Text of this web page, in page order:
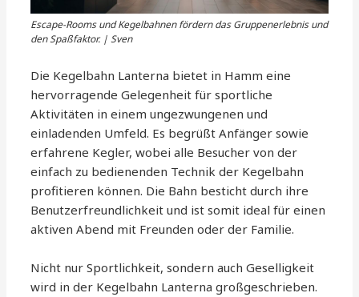
Escape-Rooms und Kegelbahnen fördern das Gruppenerlebnis und
den Spaßfaktor. | Sven
Die Kegelbahn Lanterna bietet in Hamm eine
hervorragende Gelegenheit für sportliche
Aktivitäten in einem ungezwungenen und
einladenden Umfeld. Es begrüßt Anfänger sowie
erfahrene Kegler, wobei alle Besucher von der
einfach zu bedienenden Technik der Kegelbahn
profitieren können. Die Bahn besticht durch ihre
Benutzerfreundlichkeit und ist somit ideal für einen
aktiven Abend mit Freunden oder der Familie.
Nicht nur Sportlichkeit, sondern auch Geselligkeit
wird in der Kegelbahn Lanterna großgeschrieben.